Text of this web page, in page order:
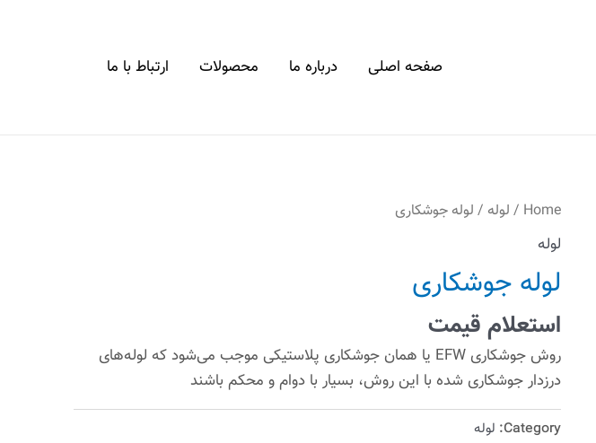
صفحه اصلی درباره ما محصولات ارتباط با ما
Home
/ لوله / لوله جوشکاری
لوله
لوله جوشکاری
استعلام قیمت
روش جوشکاری EFW یا همان جوشکاری پلاستیکی موجب می‌شود که لوله‌های
درزدار جوشکاری شده با این روش، بسیار با دوام و محکم باشند
Category: لوله